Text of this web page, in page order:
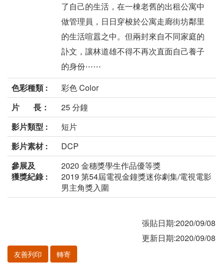
了自己的生活，在一棟老舊的出租公寓中
做管理員，日日穿梭於公寓走廊街坊鄰里
的生活喧囂之中。但兩封來自不同家庭的
訃文，讓林道雄不得不再次直面自己養子
的身份⋯⋯
色彩種類 :
彩色 Color
片 長：
25 分鐘
影片類型 :
短片
影片素材 :
DCP
參展及
獲獎紀錄 :
2020 金穗獎學生作品優等獎
2019 第54屆電視金鐘獎迷你劇集/電視電影
男主角獎入圍
張貼日期:2020/09/08
更新日期:2020/09/08
友善列印 轉寄